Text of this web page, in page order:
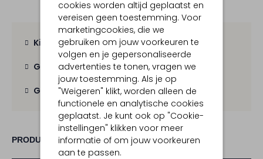
cookies worden altijd geplaatst en
vereisen geen toestemming. Voor
marketingcookies, die we
gebruiken om jouw voorkeuren te
volgen en je gepersonaliseerde
advertenties te tonen, vragen we
jouw toestemming. Als je op
"Weigeren" klikt, worden alleen de
functionele en analytische cookies
geplaatst. Je kunt ook op "Cookie-
instellingen" klikken voor meer
informatie of om jouw voorkeuren
aan te passen.
Kies zelf je bezorgmoment
Gratis verzending vanaf € 100,-
Gratis retourbinnen 30 dagen
PRODUCT INFORMATIE